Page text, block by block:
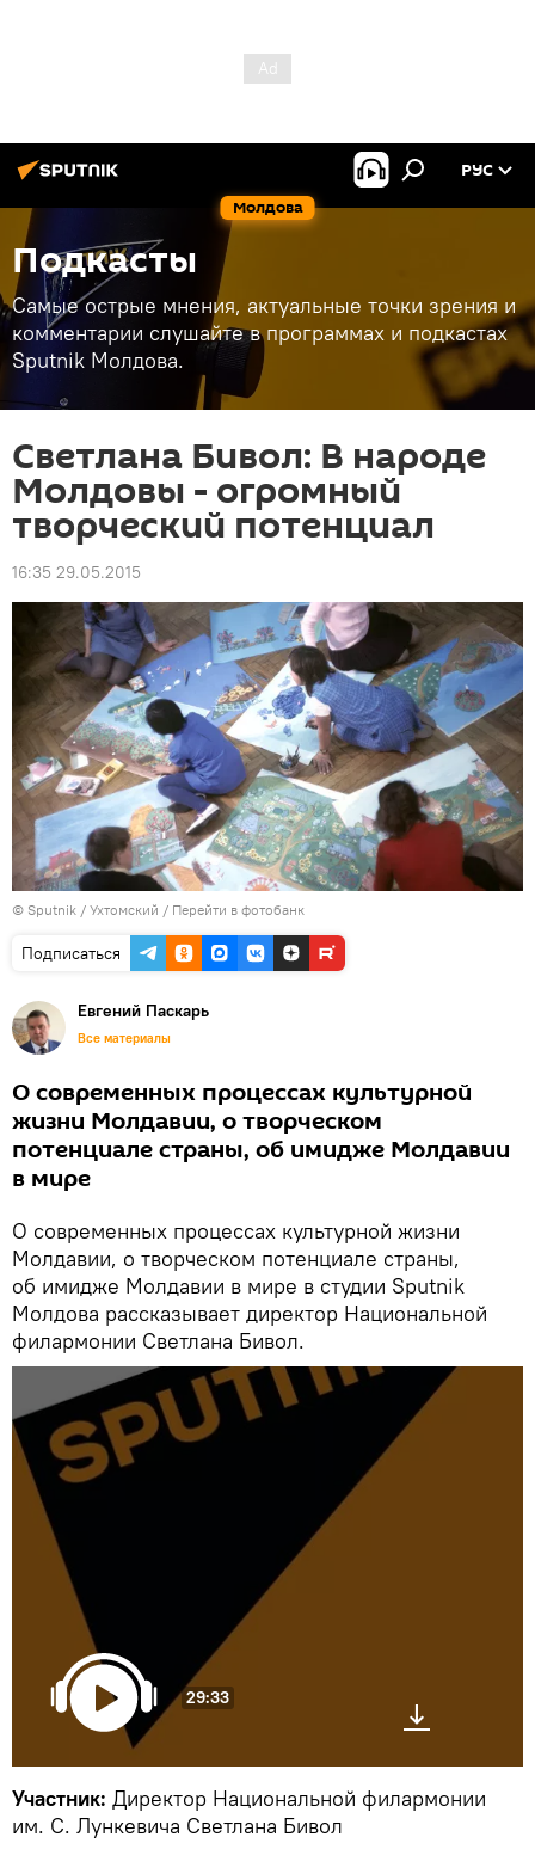
Молдова
РУС
Подкасты
Самые острые мнения, актуальные точки зрения и
комментарии слушайте в программах и подкастах
Sputnik Молдова.
Светлана Бивол: В народе
Молдовы - огромный
творческий потенциал
16:35 29.05.2015
© Sputnik / Ухтомский / Перейти в фотобанк
Подписаться
Евгений Паскарь
Все материалы
О современных процессах культурной
жизни Молдавии, о творческом
потенциале страны, об имидже Молдавии
в мире
О современных процессах культурной жизни
Молдавии, о творческом потенциале страны,
об имидже Молдавии в мире в студии Sputnik
Молдова рассказывает директор Национальной
филармонии Светлана Бивол.
29:33
Участник: Директор Национальной филармонии
им. С. Лункевича Светлана Бивол